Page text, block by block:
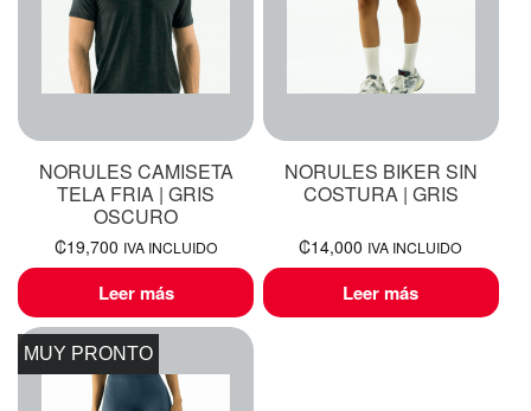
NORULES CAMISETA
TELA FRIA | GRIS
OSCURO
₡19,700 IVA INCLUIDO
Leer más
NORULES BIKER SIN
COSTURA | GRIS
₡14,000 IVA INCLUIDO
Leer más
MUY PRONTO